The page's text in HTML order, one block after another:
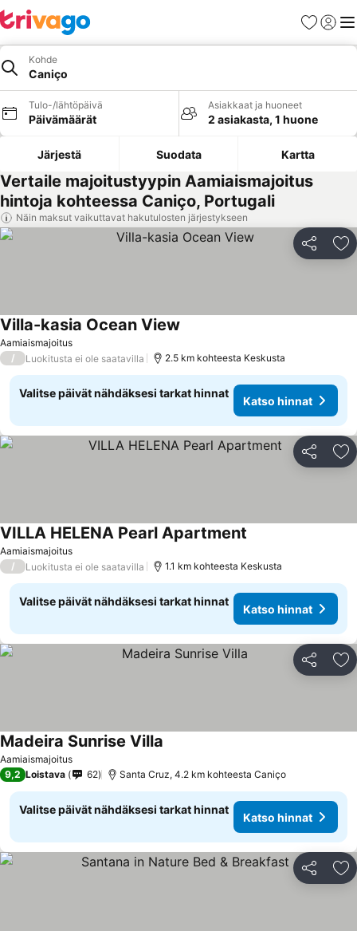
Suosikit
Kohde
Caniço
Tulo-/lähtöpäivä
Päivämäärät
Asiakkaat ja huoneet
2 asiakasta, 1 huone
Järjestä Suodata Kartta
Vertaile majoitustyypin Aamiaismajoitus
hintoja kohteessa Caniço, Portugali
Näin maksut vaikuttavat hakutulosten järjestykseen
Jaa
Aamiaismajoitus
Villa-kasia Ocean View
/ Luokitusta ei ole saatavilla 2.5 km kohteesta Keskusta
Valitse päivät nähdäksesi tarkat hinnat
Katso hinnat
Jaa
Aamiaismajoitus
VILLA HELENA Pearl Apartment
/ Luokitusta ei ole saatavilla 1.1 km kohteesta Keskusta
Valitse päivät nähdäksesi tarkat hinnat
Katso hinnat
Jaa
Aamiaismajoitus
Madeira Sunrise Villa
9,2 Loistava 62 Santa Cruz, 4.2 km kohteesta Caniço
Valitse päivät nähdäksesi tarkat hinnat
Katso hinnat
Jaa